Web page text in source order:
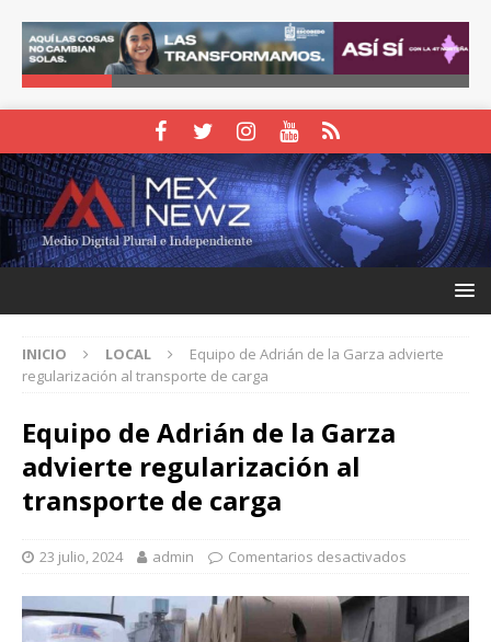
INICIO LOCAL
Equipo de Adrián de la Garza advierte
regularización al transporte de carga
Equipo de Adrián de la Garza
advierte regularización al
transporte de carga
23 julio, 2024 admin Comentarios desactivados